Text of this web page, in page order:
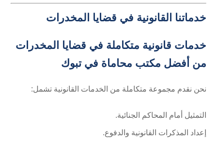
خدماتنا القانونية في قضايا المخدرات
خدمات قانونية متكاملة في قضايا المخدرات
من أفضل مكتب محاماة في تبوك
نحن نقدم مجموعة متكاملة من الخدمات القانونية تشمل:
التمثيل أمام المحاكم الجنائية.
إعداد المذكرات القانونية والدفوع.